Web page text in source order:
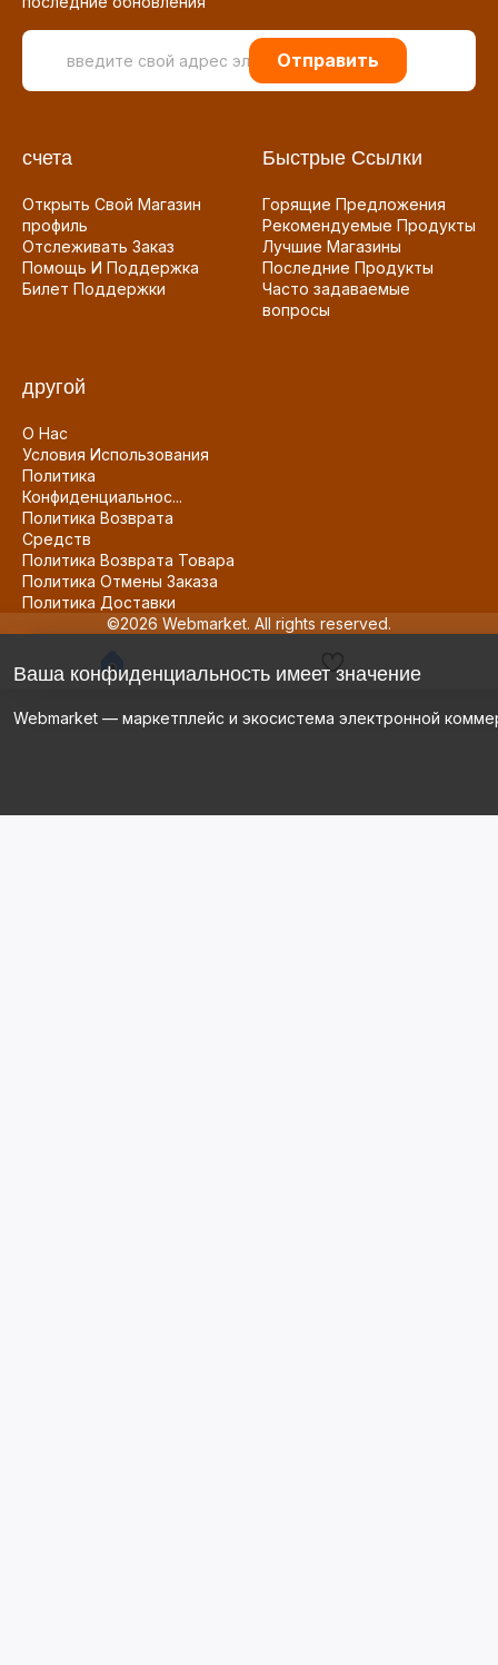
Отправить
счета
Открыть Свой Магазин
профиль
Отслеживать Заказ
Помощь И Поддержка
Билет Поддержки
Быстрые Ссылки
Горящие Предложения
Рекомендуемые Продукты
Лучшие Магазины
Последние Продукты
Часто задаваемые
вопросы
другой
О Нас
Условия Использования
Политика
Конфиденциальнос...
Политика Возврата
Средств
Политика Возврата Товара
Политика Отмены Заказа
Политика Доставки
©2026 Webmarket. All rights reserved.
Ваша конфиденциальность имеет значение
Webmarket — маркетплейс и экосистема электронной